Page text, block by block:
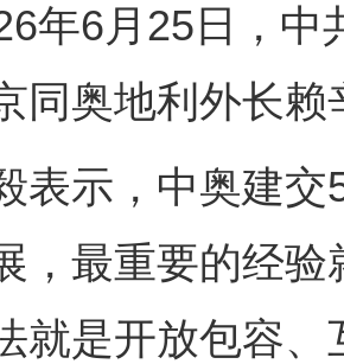
6月25日，中
同奥地利外长赖
示，中奥建交
，最重要的经
就是开放包容